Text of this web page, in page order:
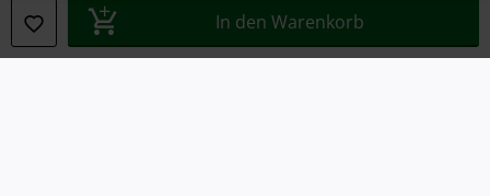
In den Warenkorb
Vertrag widerrufen